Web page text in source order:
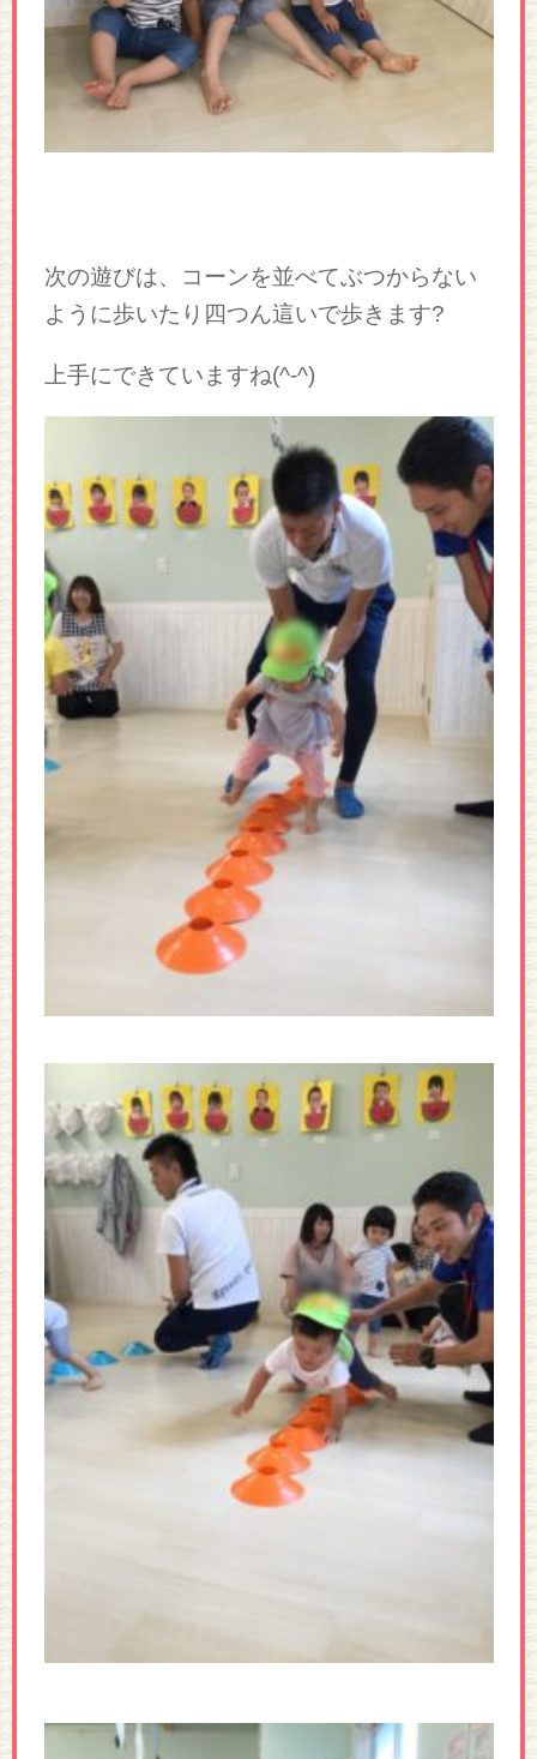
次の遊びは、コーンを並べてぶつからない
ように歩いたり四つん這いで歩きます?
上手にできていますね(^-^)